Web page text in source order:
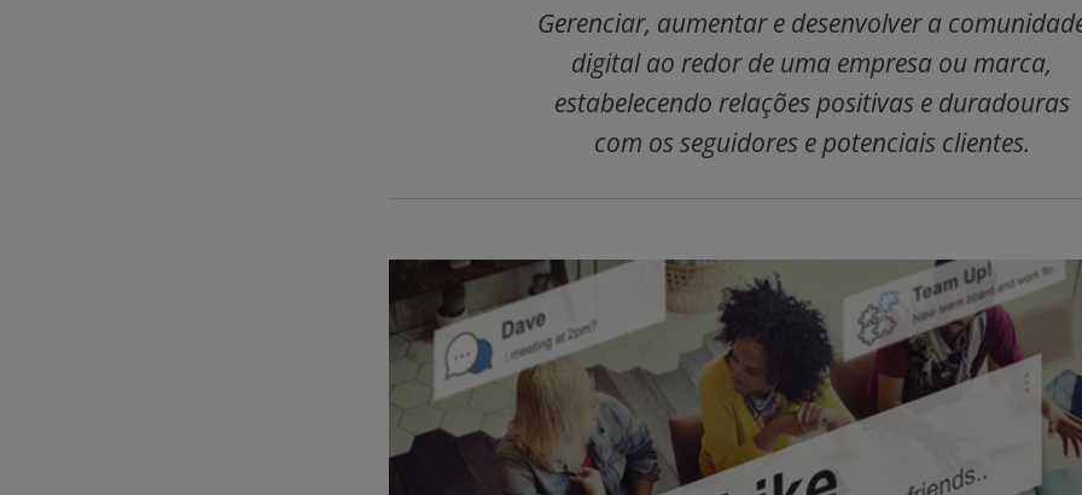
Gerenciar, aumentar e desenvolver a
digital ao redor de uma empresa ou marca,
estabelecendo relações positivas e duradouras
com os seguidores e potenciais clientes.